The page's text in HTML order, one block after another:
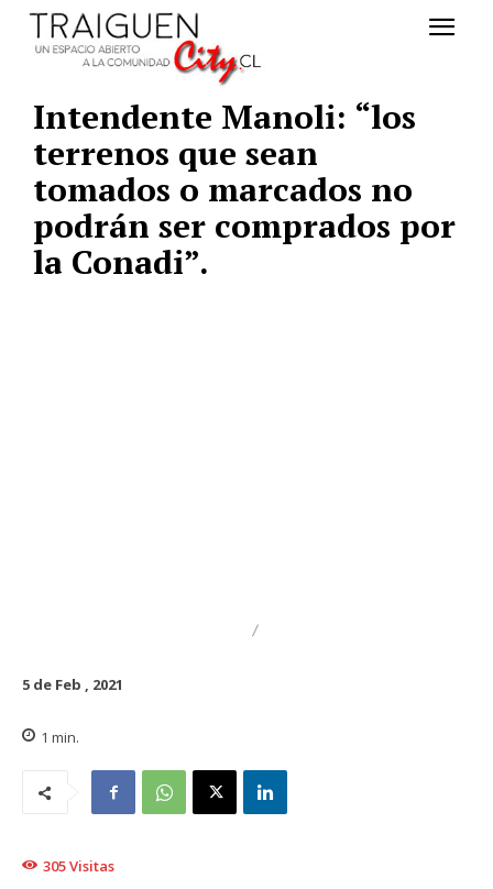
Intendente Manoli: “los
terrenos que sean
tomados o marcados no
podrán ser comprados por
la Conadi”.
5 de Feb , 2021
1 min.
305Visitas